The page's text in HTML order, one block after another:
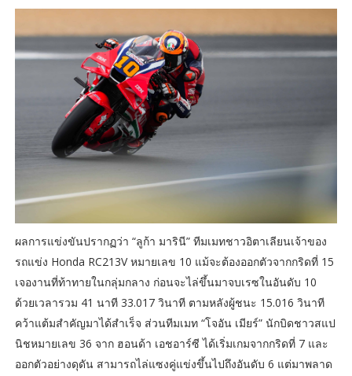
ผลการแข่งขันปรากฏว่า “ลูก้า มารินี” ทีมเมทชาวอิตาเลียนเจ้าของ
รถแข่ง Honda RC213V หมายเลข 10 แม้จะต้องออกตัวจากกริดที่ 15
เจองานที่ท้าทายในกลุ่มกลาง ก่อนจะไล่ขึ้นมาจบเรซในอันดับ 10
ด้วยเวลารวม 41 นาที 33.017 วินาที ตามหลังผู้ชนะ 15.016 วินาที
คว้าแต้มสำคัญมาได้สำเร็จ ส่วนทีมเมท “โจอัน เมียร์” นักบิดชาวสแป
นิชหมายเลข 36 จาก ฮอนด้า เอชอาร์ซี ได้เริ่มเกมจากกริดที่ 7 และ
ออกตัวอย่างดุดัน สามารถไล่แซงคู่แข่งขึ้นไปถึงอันดับ 6 แต่มาพลาด